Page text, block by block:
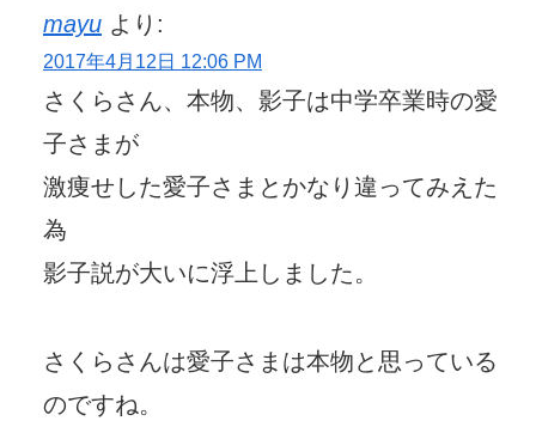
mayu より:
2017年4月12日 12:06 PM
さくらさん、本物、影子は中学卒業時の愛
子さまが
激痩せした愛子さまとかなり違ってみえた
為
影子説が大いに浮上しました。
さくらさんは愛子さまは本物と思っている
のですね。